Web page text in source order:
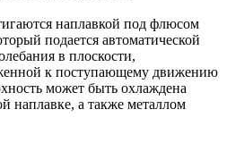
наплавкой под флюсом
подается автоматической
в плоскости,
к поступающему движению
может быть охлаждена
наплавке, а также металлом